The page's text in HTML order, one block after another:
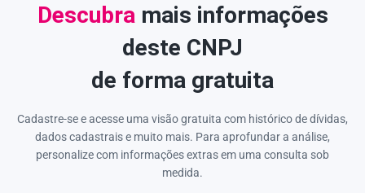
Descubra mais informações
deste CNPJ
de forma gratuita
Cadastre-se e acesse uma visão gratuita com histórico de dívidas,
dados cadastrais e muito mais. Para aprofundar a análise,
personalize com informações extras em uma consulta sob
medida.